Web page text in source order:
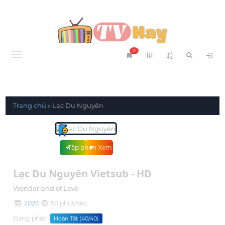
Menu
0
Trang chủ » Lạc Du Nguyên
Xem phim
Tập phim
Lạc Du Nguyên Vietsub - HD
Wonderland of Love
2023
50 phút/tập
Đang phát:
Hoàn Tất (40/40)